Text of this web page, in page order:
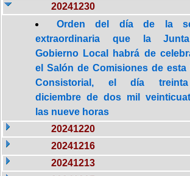
20241230
Orden del día de la
extraordinaria que la
Gobierno Local habrá de
el Salón de Comisiones de esta
Consistorial, el día
diciembre de dos mil
las nueve horas
20241220
20241216
20241213